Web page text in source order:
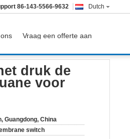
Dutch
86-143-5566-9632
Vraag een offerte aan
druk de
voor
Guangdong, China
switch